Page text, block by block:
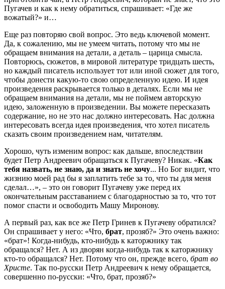
Пугачев и как к нему обратиться, спрашивает: «Где же
вожатый?» и…
Еще раз повторяю свой вопрос. Это ведь ключевой момент.
Да, к сожалению, мы не умеем читать, потому что мы не
обращаем внимания на детали, а деталь – царица смысла.
Повторюсь, сюжетов, в мировой литературе тридцать шесть,
но каждый писатель использует тот или иной сюжет для того,
чтобы донести какую-то свою определенную идею. И идея
произведения раскрывается только в деталях. Если мы не
обращаем внимания на детали, мы не поймем авторскую
идею, заложенную в произведении. Вы можете пересказать
содержание, но не это нас должно интересовать. Нас должна
интересовать всегда идея произведения, что хотел писатель
сказать своим произведением нам, читателям.
Хорошо, чуть изменим вопрос: как дальше, впоследствии
будет Петр Андреевич обращаться к Пугачеву? Никак. «Как
тебя назвать, не знаю, да и знать не хочу... Но Бог видит, что
жизнию моей рад бы я заплатить тебе за то, что ты для меня
сделал…», – это он говорит Пугачеву уже перед их
окончательным расставанием с благодарностью за то, что тот
помог спасти и освободить Машу Миронову.
А первый раз, как все же Петр Гринев к Пугачеву обратился?
Он спрашивает у него: «Что, брат, прозяб?» Это очень важно:
«брат»! Когда-нибудь, кто-нибудь к каторжнику так
обращался? Нет. А из дворян когда-нибудь так к каторжнику
кто-то обращался? Нет. Потому что он, прежде всего, брат во
Христе. Так по-русски Петр Андреевич к нему обращается,
совершенно по-русски: «Что, брат, прозяб?»